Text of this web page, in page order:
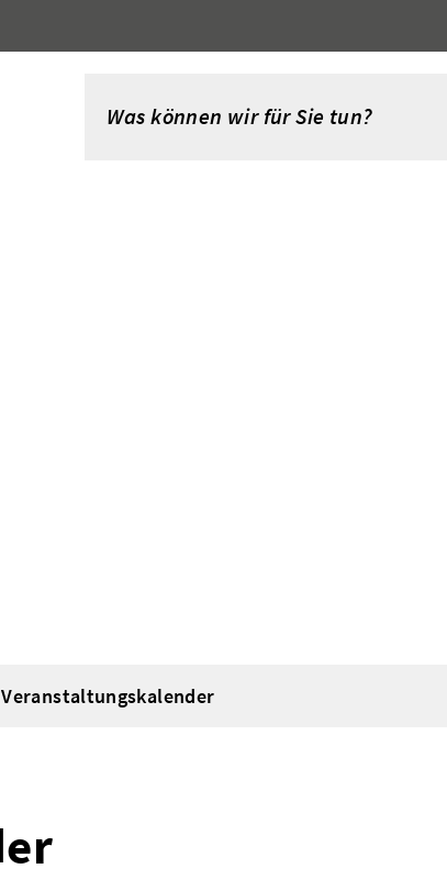
Veranstaltungskalender